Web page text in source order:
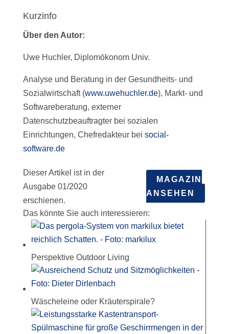
Kurzinfo
Über den Autor:
Uwe Huchler, Diplomökonom Univ.
Analyse und Beratung in der Gesundheits- und
Sozialwirtschaft (www.uwehuchler.de), Markt- und
Softwareberatung, externer
Datenschutzbeauftragter bei sozialen
Einrichtungen, Chefredakteur bei social-
software.de
Dieser Artikel ist in der
Ausgabe 01/2020
erschienen.
MAGAZIN
ANSEHEN
Das könnte Sie auch interessieren:
Perspektive Outdoor Living
Wäscheleine oder Kräuterspirale?